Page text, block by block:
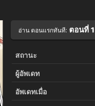
อ่าน ตอนแรกทันที: ตอนที่ 1
สถานะ
ผู้อัพเดท
อัพเดทเมื่อ